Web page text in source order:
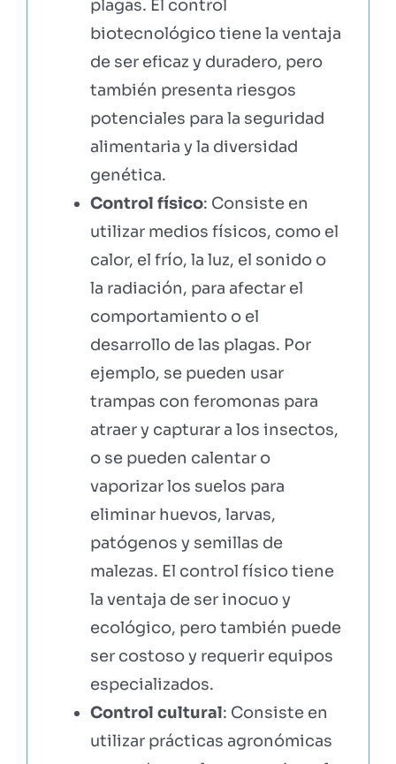
plagas. El control
biotecnológico tiene la ventaja
de ser eficaz y duradero, pero
también presenta riesgos
potenciales para la seguridad
alimentaria y la diversidad
genética.
Control físico: Consiste en
utilizar medios físicos, como el
calor, el frío, la luz, el sonido o
la radiación, para afectar el
comportamiento o el
desarrollo de las plagas. Por
ejemplo, se pueden usar
trampas con feromonas para
atraer y capturar a los insectos,
o se pueden calentar o
vaporizar los suelos para
eliminar huevos, larvas,
patógenos y semillas de
malezas. El control físico tiene
la ventaja de ser inocuo y
ecológico, pero también puede
ser costoso y requerir equipos
especializados.
Control cultural: Consiste en
utilizar prácticas agronómicas